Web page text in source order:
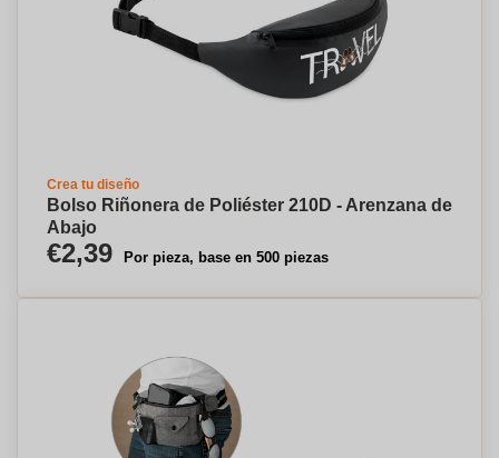
Crea tu diseño
Bolso Riñonera de Poliéster 210D - Arenzana de
Abajo
€2,39 Por pieza, base en 500 piezas